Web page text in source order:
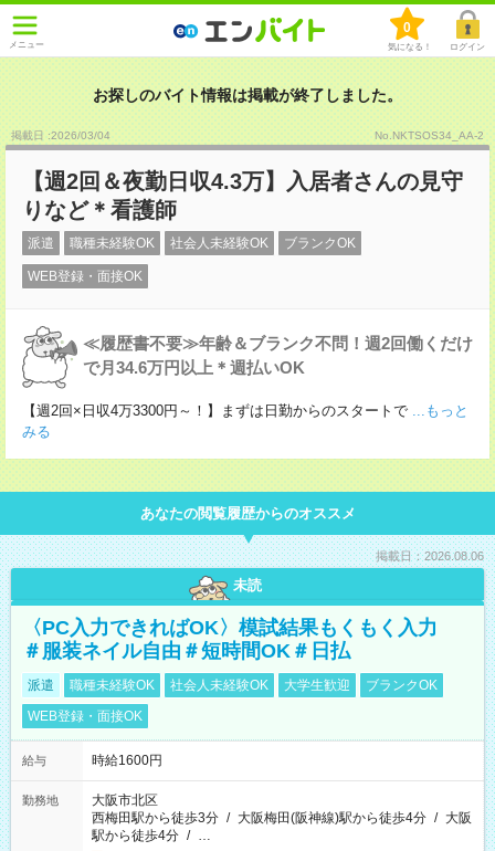
メニュー
0
気になる！ ログイン
お探しのバイト情報は掲載が終了しました。
掲載日 :2026/03/04 No.NKTSOS34_AA-2
【週2回＆夜勤日収4.3万】入居者さんの見守
りなど＊看護師
派遣 職種未経験OK 社会人未経験OK ブランクOK
WEB登録・面接OK
≪履歴書不要≫年齢＆ブランク不問！週2回働くだけ
で月34.6万円以上＊週払いOK
【週2回×日収4万3300円～！】まずは日勤からのスタートで ...もっと
みる
あなたの閲覧履歴からのオススメ
掲載日：2026.08.06
未読
〈PC入力できればOK〉模試結果もくもく入力
＃服装ネイル自由＃短時間OK＃日払
派遣 職種未経験OK 社会人未経験OK 大学生歓迎
ブランクOK
WEB登録・面接OK
給与 時給1600円
勤務地
大阪市北区
西梅田駅から徒歩3分 / 大阪梅田(阪神線)駅から徒歩4分 / 大阪
駅から徒歩4分 / …